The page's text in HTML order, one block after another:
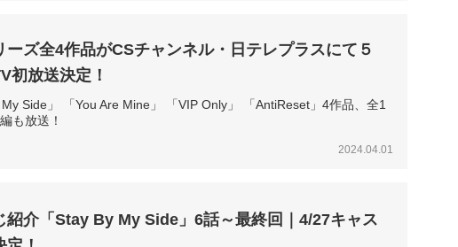
ーズ全4作品がCSチャンネル・日テレプラスにて５
初放送決定！
My Side」 「You Are Mine」 「VIP Only」 「AntiReset」4作品、全1
も放送！
2024.04.01
紹介「Stay By My Side」6話～最終回｜4/27キャス